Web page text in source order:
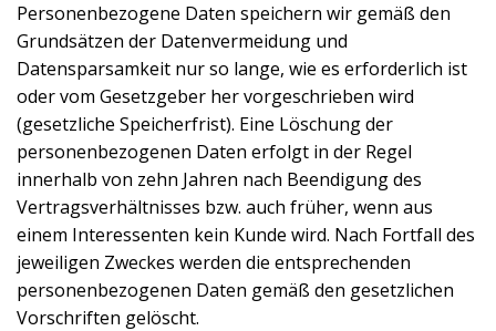
Personenbezogene Daten speichern wir gemäß den
Grundsätzen der Datenvermeidung und
Datensparsamkeit nur so lange, wie es erforderlich ist
oder vom Gesetzgeber her vorgeschrieben wird
(gesetzliche Speicherfrist). Eine Löschung der
personenbezogenen Daten erfolgt in der Regel
innerhalb von zehn Jahren nach Beendigung des
Vertragsverhältnisses bzw. auch früher, wenn aus
einem Interessenten kein Kunde wird. Nach Fortfall des
jeweiligen Zweckes werden die entsprechenden
personenbezogenen Daten gemäß den gesetzlichen
Vorschriften gelöscht.